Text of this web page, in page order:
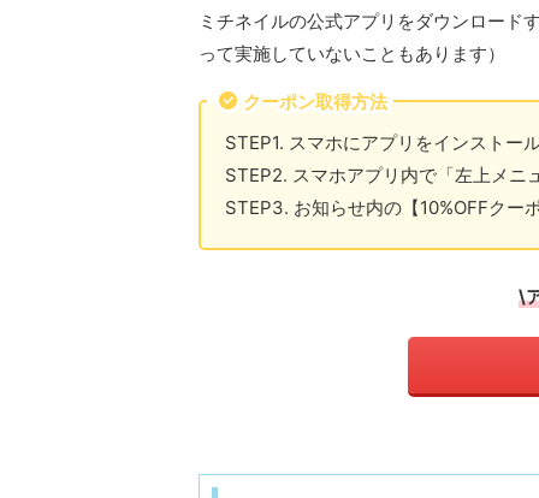
ミチネイルの公式アプリをダウンロード
って実施していないこともあります）
クーポン取得方法
STEP1. スマホにアプリをインストー
STEP2. スマホアプリ内で「左上メ
STEP3. お知らせ内の【10%OFFクー
\